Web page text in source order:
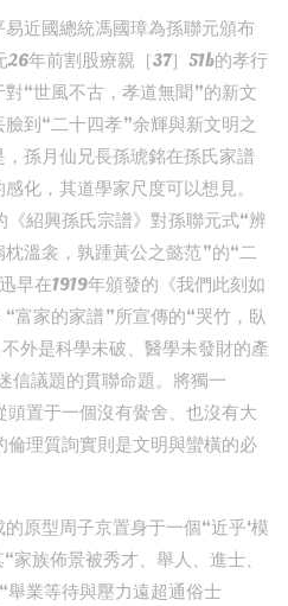
近國總統馮國璋為孫聯元頒布
年前割股療親［37］51b的孝行
“世風不古，孝道無聞”的新文
到“二十四孝”余輝與新文明之
孫月仙兄長孫琥銘在孫氏家譜
化，其道學家尺度可以想見。
紹興孫氏宗譜》對孫聯元式“辨
溫衾，孰踵黃公之懿范”的“二
早在1919年頒發的《我們此刻如
富家的家譜”所宣傳的“哭竹，臥
外是科學未破、醫學未發財的產
信議題的貫聯命題。將獨一
置于一個沒有黌舍、也沒有大
理質詢實則是文明與蠻橫的必
原型周子京置身于一個“近乎‘模
家族佈景被秀才、舉人、進士、
業等待與壓力遠超通俗士